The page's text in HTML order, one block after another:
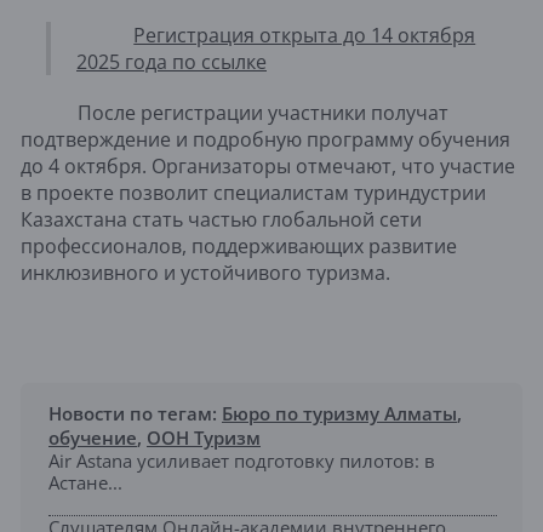
Регистрация открыта до 14 октября
2025 года по ссылке
После регистрации участники получат
подтверждение и подробную программу обучения
до 4 октября. Организаторы отмечают, что участие
в проекте позволит специалистам туриндустрии
Казахстана стать частью глобальной сети
профессионалов, поддерживающих развитие
инклюзивного и устойчивого туризма.
Новости по тегам: Бюро по туризму Алматы,
обучение, ООН Туризм
Air Astana усиливает подготовку пилотов: в
Астане...